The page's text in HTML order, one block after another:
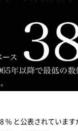
% と公表されています